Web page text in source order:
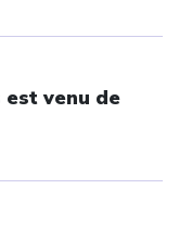
venu de